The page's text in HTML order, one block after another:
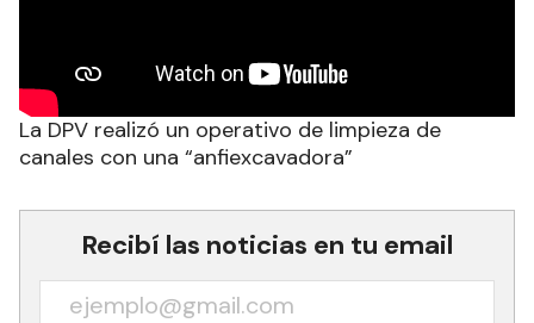
La DPV realizó un operativo de limpieza de
canales con una “anfiexcavadora”
Recibí las noticias en tu email